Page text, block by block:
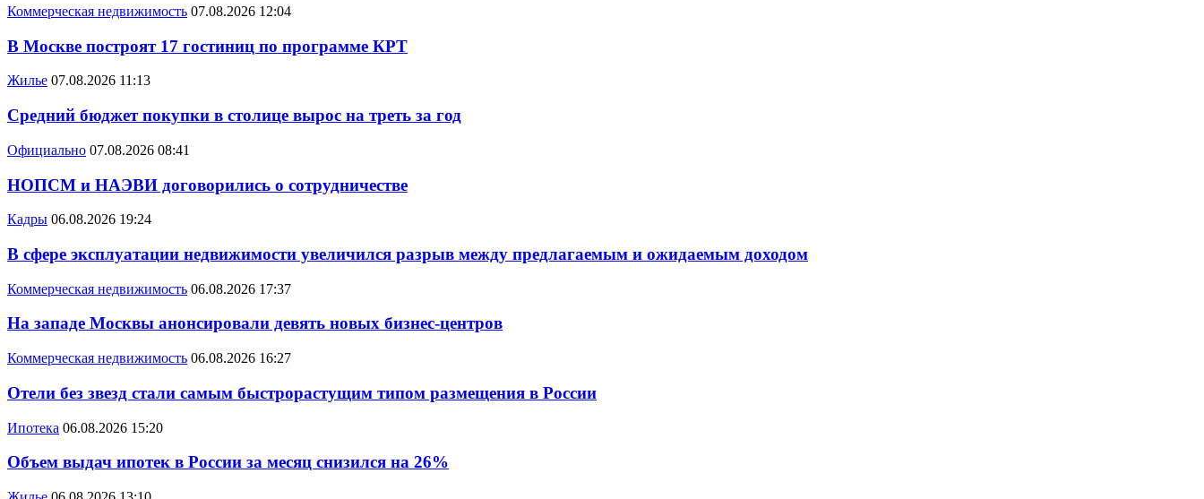
Коммерческая недвижимость 07.08.2026 12:04
В Москве построят 17 гостиниц по программе КРТ
Жилье 07.08.2026 11:13
Средний бюджет покупки в столице вырос на треть за год
Официально 07.08.2026 08:41
НОПСМ и НАЭВИ договорились о сотрудничестве
Кадры 06.08.2026 19:24
В сфере эксплуатации недвижимости увеличился разрыв между предлагаемым и ожидаемым доходом
Коммерческая недвижимость 06.08.2026 17:37
На западе Москвы анонсировали девять новых бизнес-центров
Коммерческая недвижимость 06.08.2026 16:27
Отели без звезд стали самым быстрорастущим типом размещения в России
Ипотека 06.08.2026 15:20
Объем выдач ипотек в России за месяц снизился на 26%